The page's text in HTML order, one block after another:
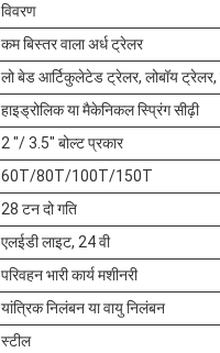
विवरण
कम बिस्तर वाला अर्ध ट्रेलर
लो बेड आर्टिकुलेटेड ट्रेलर, लोबॉय
हाइड्रोलिक या मैकेनिकल स्प्रिंग सीढ़ी
2 "/ 3.5" बोल्ट प्रकार
60T/80T/100T/150T
28 टन दो गति
एलईडी लाइट, 24 वी
परिवहन भारी कार्य मशीनरी
यांत्रिक निलंबन या वायु निलंबन
स्टील